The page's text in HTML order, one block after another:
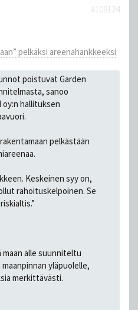
#109124
pelkäksi areenahankkeeksi
poistuvat Garden
sanoo
hallituksen
pelkästään
Keskeinen syy on,
rahoituskelpoinen. Se
alle suunniteltu
yläpuolelle,
merkittävästi.